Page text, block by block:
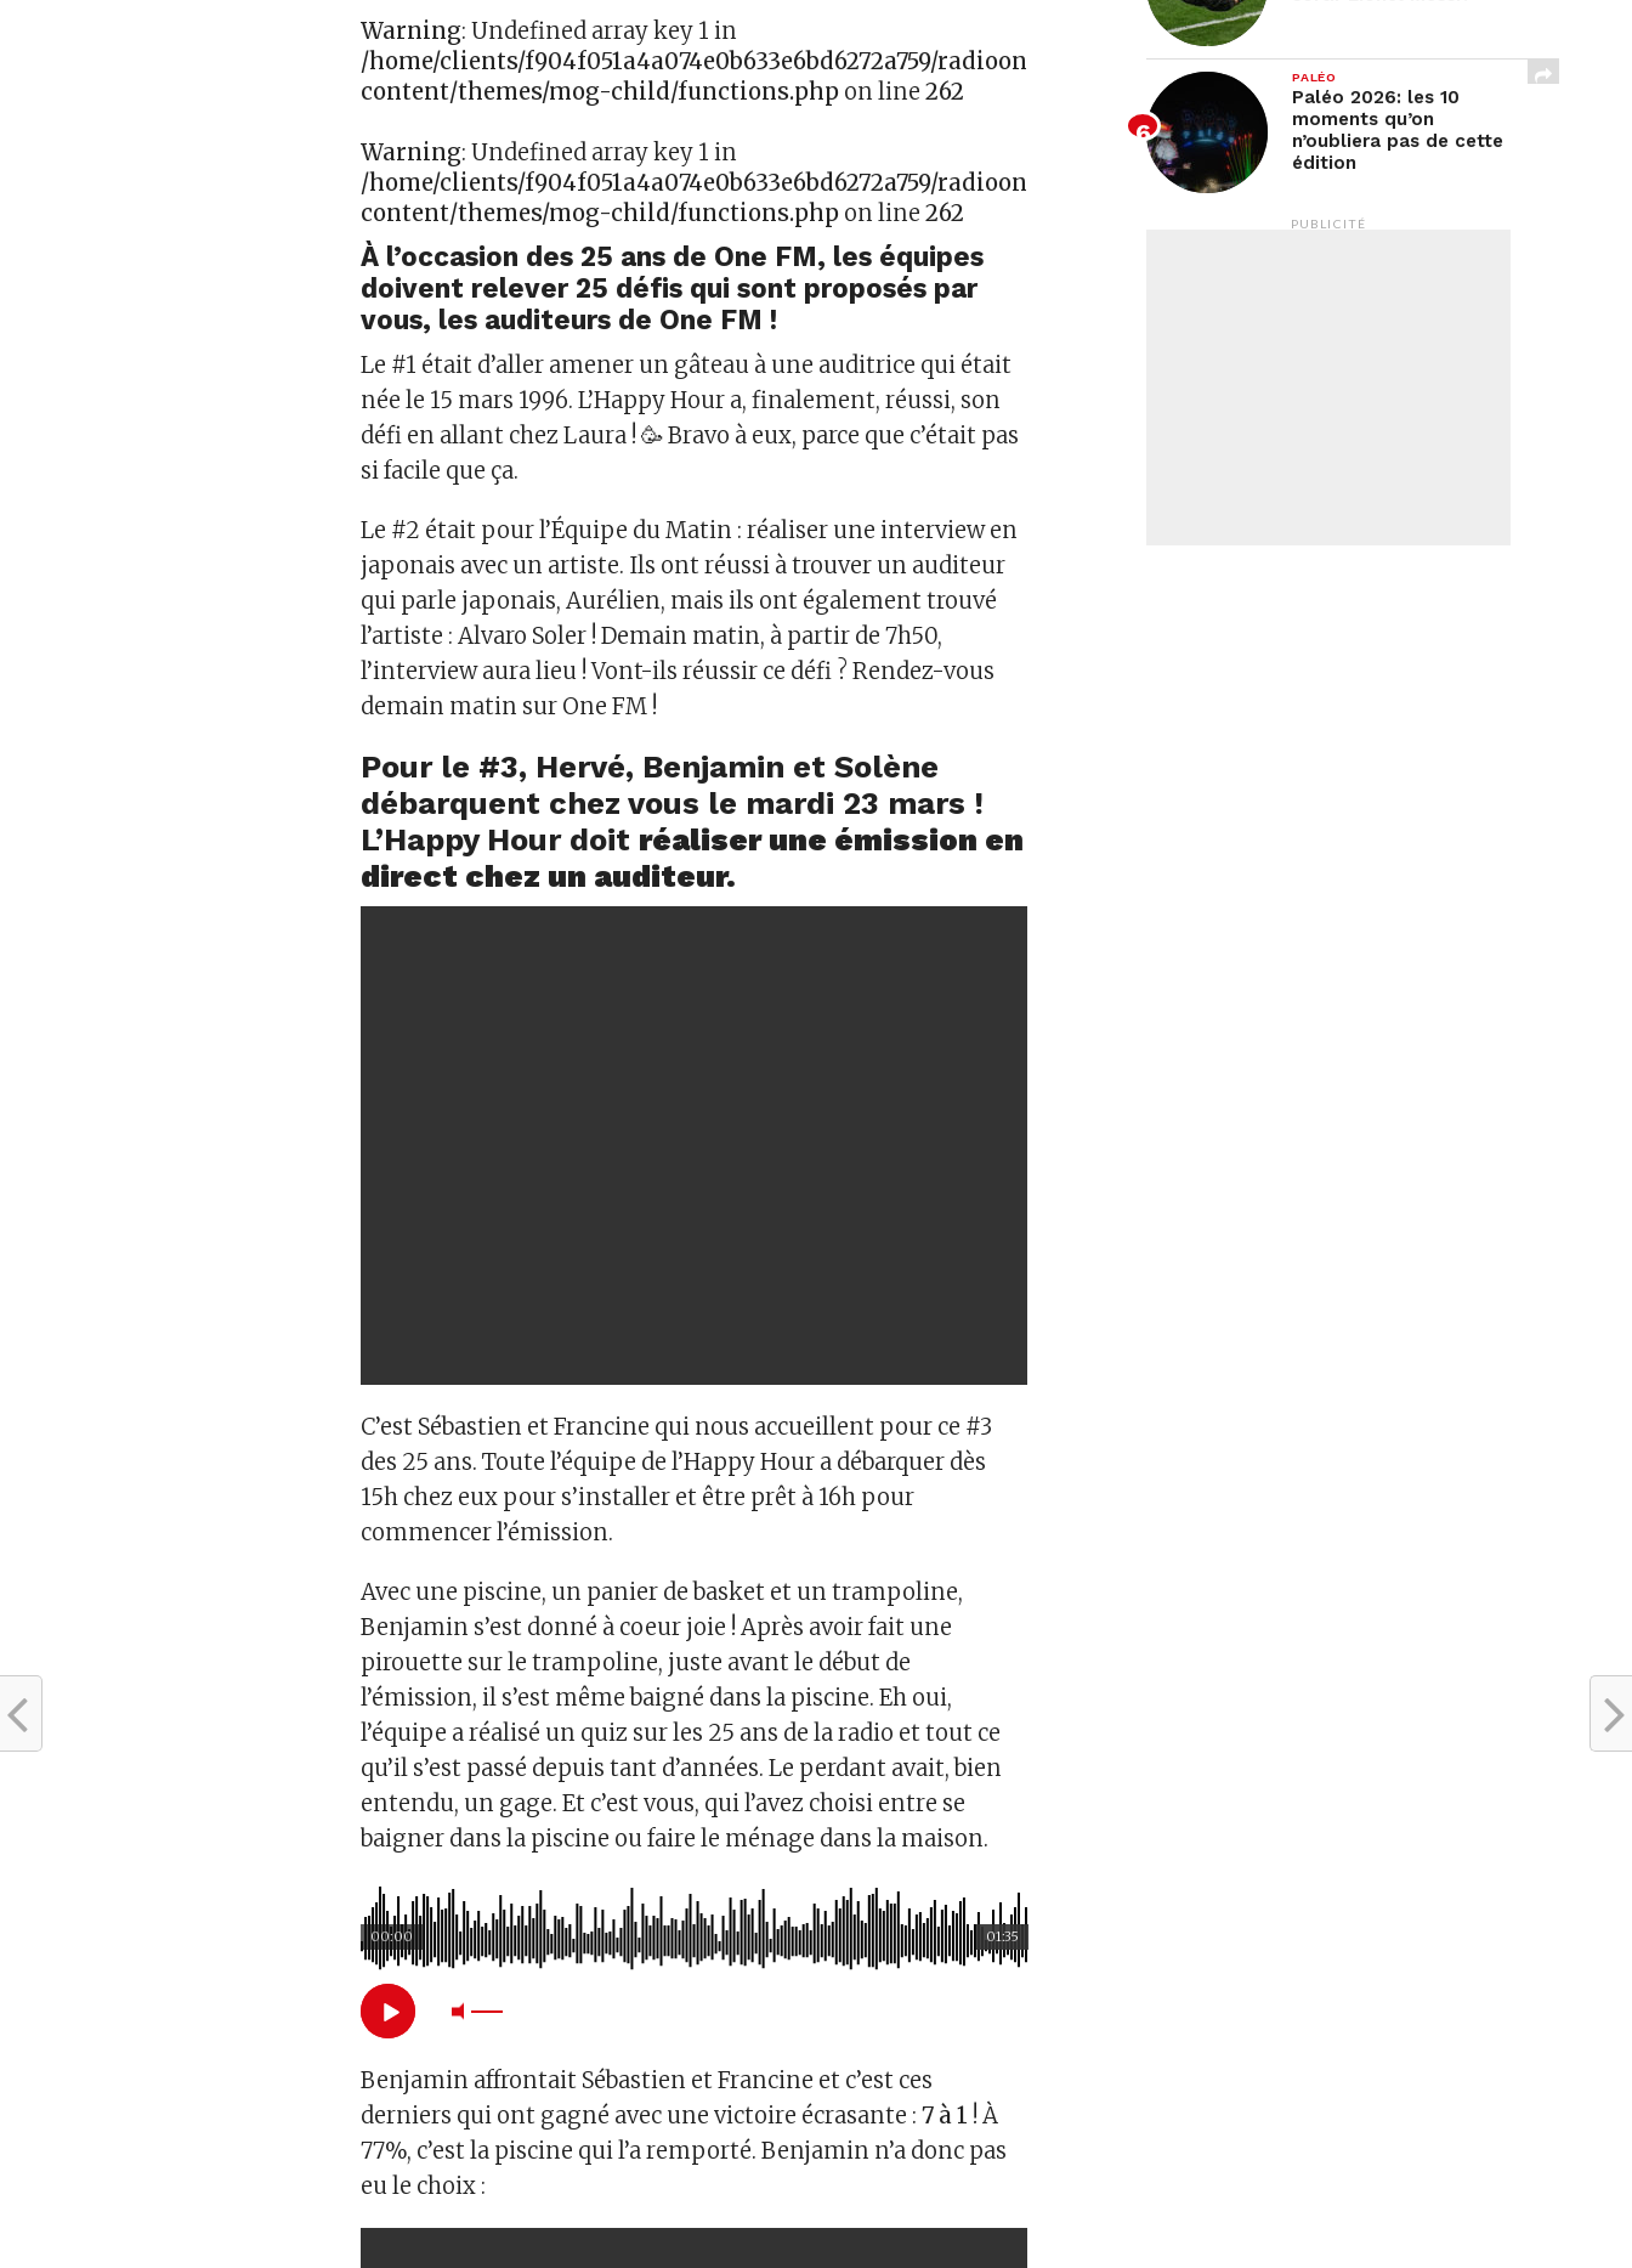
Warning: Undefined array key 1 in
/home/clients/f904f051a4a074e0b633e6bd6272a759/radioonefm/wp-
content/themes/mog-child/functions.php on line262
Warning: Undefined array key 1 in
/home/clients/f904f051a4a074e0b633e6bd6272a759/radioonefm/wp-
content/themes/mog-child/functions.php on line262
À l’occasion des 25 ans de One FM, les équipes
doivent relever 25 défis qui sont proposés par
vous, les auditeurs de One FM !
Le #1 était d’aller amener un gâteau à une auditrice qui était
née le 15 mars 1996. L’Happy Hour a, finalement, réussi, son
défi en allant chez Laura ! 🥳 Bravo à eux, parce que c’était pas
si facile que ça.
Le #2 était pour l’Équipe du Matin : réaliser une interview en
japonais avec un artiste. Ils ont réussi à trouver un auditeur
qui parle japonais, Aurélien, mais ils ont également trouvé
l’artiste : Alvaro Soler ! Demain matin, à partir de 7h50,
l’interview aura lieu ! Vont-ils réussir ce défi ? Rendez-vous
demain matin sur One FM !
Pour le #3, Hervé, Benjamin et Solène
débarquent chez vous le mardi 23 mars !
L’Happy Hour doit réaliser une émission en
direct chez un auditeur.
C’est Sébastien et Francine qui nous accueillent pour ce #3
des 25 ans. Toute l’équipe de l’Happy Hour a débarquer dès
15h chez eux pour s’installer et être prêt à 16h pour
commencer l’émission.
Avec une piscine, un panier de basket et un trampoline,
Benjamin s’est donné à coeur joie ! Après avoir fait une
pirouette sur le trampoline, juste avant le début de
l’émission, il s’est même baigné dans la piscine. Eh oui,
l’équipe a réalisé un quiz sur les 25 ans de la radio et tout ce
qu’il s’est passé depuis tant d’années. Le perdant avait, bien
entendu, un gage. Et c’est vous, qui l’avez choisi entre se
baigner dans la piscine ou faire le ménage dans la maison.
01:35
00:00
Benjamin affrontait Sébastien et Francine et c’est ces
derniers qui ont gagné avec une victoire écrasante :7 à 1 ! À
77%, c’est la piscine qui l’a remporté. Benjamin n’a donc pas
eu le choix :
PALÉO
Paléo 2026: les 10
moments qu’on
n’oubliera pas de cette
édition
PUBLICITÉ